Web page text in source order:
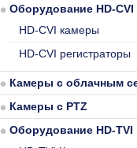
Оборудование HD-CVI
HD-CVI камеры
HD-CVI регистраторы
Камеры с облачным
Камеры с PTZ
Оборудование HD-TVI